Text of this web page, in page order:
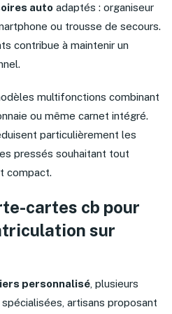
auto adaptés : organiseur
ou trousse de secours.
contribue à maintenir un
multifonctions combinant
ou même carnet intégré.
particulièrement les
pressés souhaitant tout
compact.
cartes cb pour
sur
personnalisé, plusieurs
artisans proposant